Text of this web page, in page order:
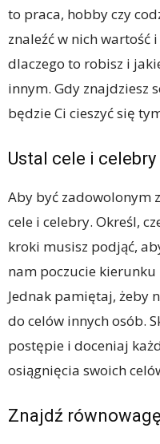
to praca, hobby czy
znaleźć w nich wartość
dlaczego to robisz i
innym. Gdy znajdziesz
będzie Ci cieszyć się
Ustal cele i celebry
Aby być zadowolonym
cele i celebry. Określ,
kroki musisz podjąć,
nam poczucie
Jednak pamiętaj, żeby
do celów innych osób.
postępie i doceniaj
osiągnięcia swoich
Znajdź równowagę